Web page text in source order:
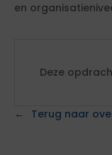
en
Deze
Terug naar